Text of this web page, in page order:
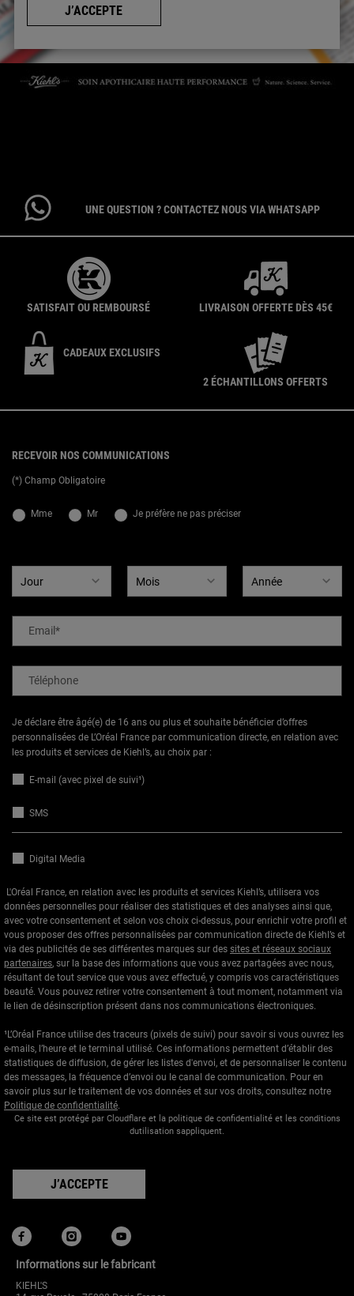
J’ACCEPTE
UNE QUESTION ? CONTACTEZ NOUS VIA WHATSAPP
SATISFAIT OU REMBOURSÉ LIVRAISON OFFERTE DÈS 45€
CADEAUX EXCLUSIFS
2 ÉCHANTILLONS OFFERTS
RECEVOIR NOS COMMUNICATIONS
(*) Champ Obligatoire
newslettersignup.title.legend
Mme Mr Je préfère ne pas préciser
Email*
Téléphone
Je déclare être âgé(e) de 16 ans ou plus et souhaite bénéficier d’offres
personnalisées de L’Oréal France par communication directe, en relation avec
les produits et services de Kiehl’s, au choix par :
E-mail (avec pixel de suivi¹)
SMS
Digital Media
L'Oréal France, en relation avec les produits et services Kiehl’s, utilisera vos
données personnelles pour réaliser des statistiques et des analyses ainsi que,
avec votre consentement et selon vos choix ci-dessus, pour enrichir votre profil et
vous proposer des offres personnalisées par communication directe de Kiehl’s et
via des publicités de ses différentes marques sur des sites et réseaux sociaux
partenaires, sur la base des informations que vous avez partagées avec nous,
résultant de tout service que vous avez effectué, y compris vos caractéristiques
beauté. Vous pouvez retirer votre consentement à tout moment, notamment via
le lien de désinscription présent dans nos communications électroniques.
¹L’Oréal France utilise des traceurs (pixels de suivi) pour savoir si vous ouvrez les
e-mails, l’heure et le terminal utilisé. Ces informations permettent d’établir des
statistiques de diffusion, de gérer les listes d'envoi, et de personnaliser le contenu
des messages, la fréquence d’envoi ou le canal de communication. Pour en
savoir plus sur le traitement de vos données et sur vos droits, consultez notre
Politique de confidentialité.
Ce site est protégé par Cloudflare et la politique de confidentialité et les conditions
dutilisation sappliquent.
J’ACCEPTE
Informations sur le fabricant
KIEHL'S